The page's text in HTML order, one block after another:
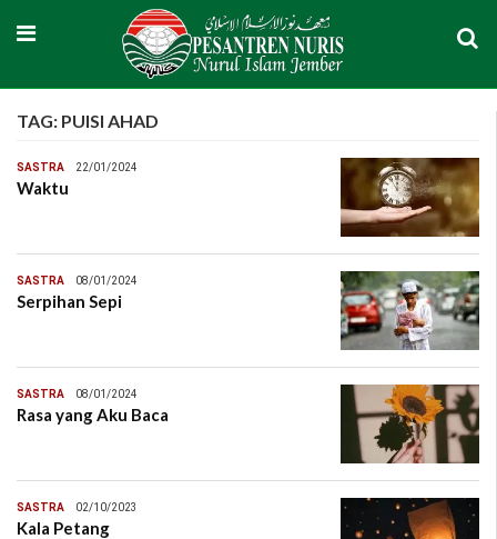
TAG: PUISI AHAD
SASTRA 22/01/2024
Waktu
SASTRA 08/01/2024
Serpihan Sepi
SASTRA 08/01/2024
Rasa yang Aku Baca
SASTRA 02/10/2023
Kala Petang